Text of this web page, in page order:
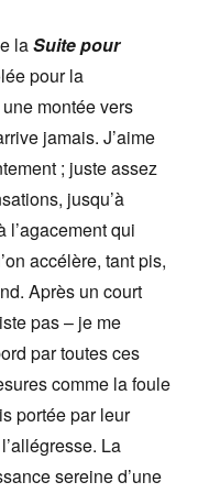
laSuite pour
pour la
montée vers
jamais. J’aime
; juste assez
jusqu’à
l’agacement qui
accélère, tant pis,
Après un court
pas – je me
par toutes ces
comme la foule
portée par leur
La
sereine d’une